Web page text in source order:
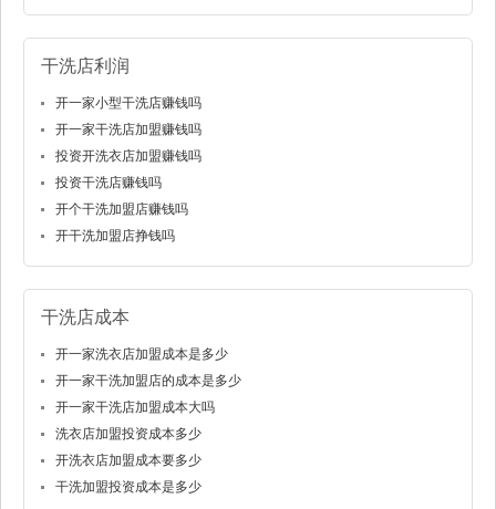
干洗店利润
开一家小型干洗店赚钱吗
开一家干洗店加盟赚钱吗
投资开洗衣店加盟赚钱吗
投资干洗店赚钱吗
开个干洗加盟店赚钱吗
开干洗加盟店挣钱吗
干洗店成本
开一家洗衣店加盟成本是多少
开一家干洗加盟店的成本是多少
开一家干洗店加盟成本大吗
洗衣店加盟投资成本多少
开洗衣店加盟成本要多少
干洗加盟投资成本是多少